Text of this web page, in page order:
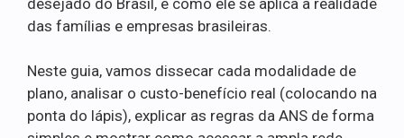
das famílias e empresas brasileiras.
Neste guia, vamos dissecar cada modalidade de
plano, analisar o custo-benefício real (colocando na
ponta do lápis), explicar as regras da ANS de forma